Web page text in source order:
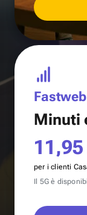
Minuti
11,95
per i clienti
Il 5G è